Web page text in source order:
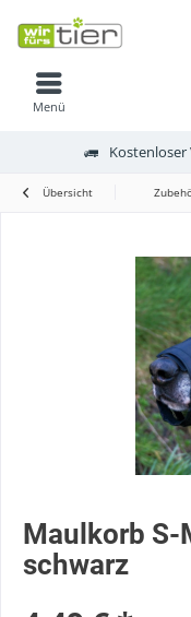
Menü
Kostenloser
Übersicht
Maulkorb S-
schwarz